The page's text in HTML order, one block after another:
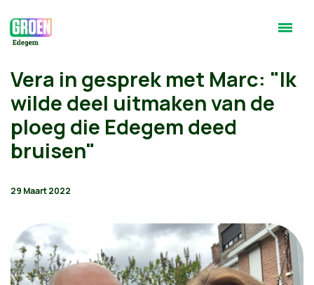
Vera in gesprek met Marc: "Ik
wilde deel uitmaken van de
ploeg die Edegem deed
bruisen"
29 Maart 2022